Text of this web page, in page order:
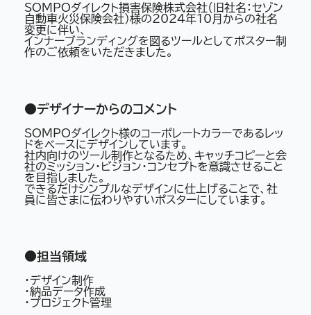
SOMPOダイレクト損害保険株式会社（旧社名：セゾン
自動車火災保険会社）様の2024年10月からの社名
変更に伴い、
インナーブランディングを図るツールとしてポスター制
作のご依頼をいただきました。
●デザイナーからのコメント
SOMPOダイレクト様のコーポレートカラーであるレッ
ドをベースにデザインしています。
社内向けのツール制作となるため、キャッチコピーと会
社のミッション・ビジョン・コンセプトを意識させること
を目指しました。
できるだけシンプルなデザインに仕上げることで、社
員に皆さまに伝わりやすいポスターにしています。
●担当領域
・デザイン制作
・納品データ作成
・プロジェクト管理